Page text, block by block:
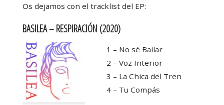
Os dejamos con el tracklist del EP:
BASILEA – RESPIRACIÓN (2020)
1 – No sé Bailar
2 – Voz Interior
3 – La Chica del Tren
4 – Tu Compás